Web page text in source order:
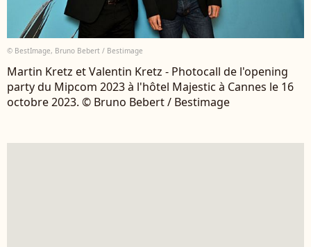
© BestImage, Bruno Bebert / Bestimage
Martin Kretz et Valentin Kretz - Photocall de l'opening
party du Mipcom 2023 à l'hôtel Majestic à Cannes le 16
octobre 2023. © Bruno Bebert / Bestimage